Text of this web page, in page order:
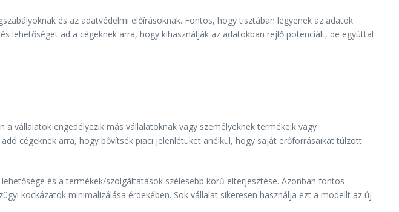
és az adatvédelmi előírásoknak. Fontos, hogy tisztában legyenek az adatok
lehetőséget ad a cégeknek arra, hogy kihasználják az adatokban rejlő potenciált, de egyúttal
vállalatok engedélyezik más vállalatoknak vagy személyeknek termékeik vagy
cégeknek arra, hogy bővítsék piaci jelenlétüket anélkül, hogy saját erőforrásaikat túlzott
és a termékek/szolgáltatások szélesebb körű elterjesztése. Azonban fontos
kockázatok minimalizálása érdekében. Sok vállalat sikeresen használja ezt a modellt az új